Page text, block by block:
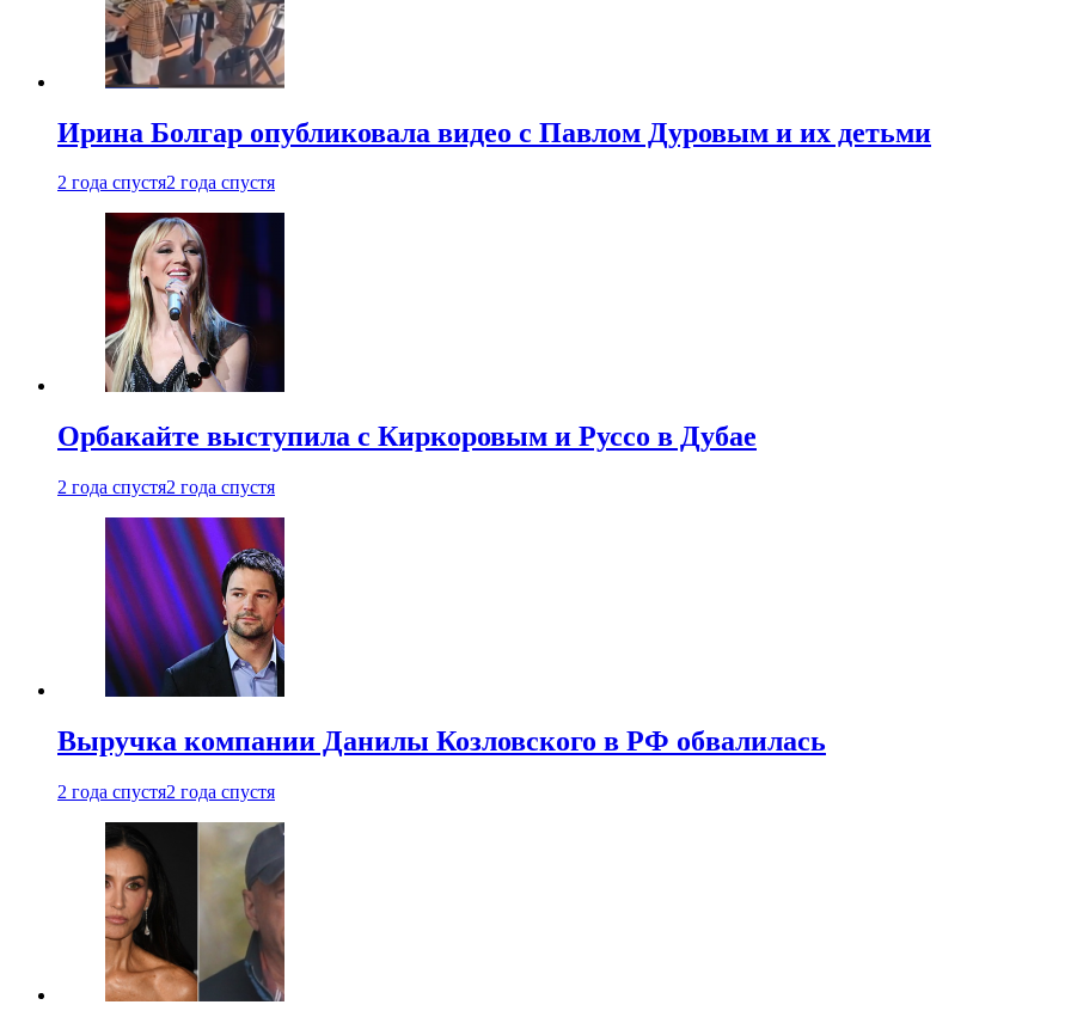
Ирина Болгар опубликовала видео с Павлом Дуровым и их детьми
2 года спустя2 года спустя
Орбакайте выступила с Киркоровым и Руссо в Дубае
2 года спустя2 года спустя
Выручка компании Данилы Козловского в РФ обвалилась
2 года спустя2 года спустя